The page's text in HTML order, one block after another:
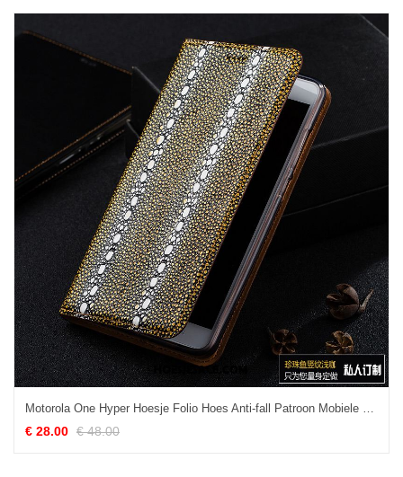
Motorola One Hyper Hoesje Folio Hoes Anti-fall Patroon Mobiele Telefoon Korting
€ 28.00 € 48.00